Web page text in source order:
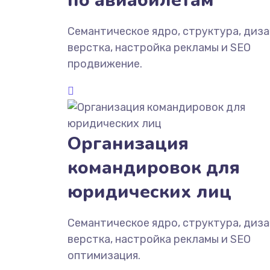
Семантическое ядро, структура,
верстка, настройка рекламы и SEO
продвижение.
Организация
командировок для
юридических лиц
Семантическое ядро, структура,
верстка, настройка рекламы и SEO
оптимизация.